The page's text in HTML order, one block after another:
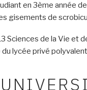
en 3ème année
gisements de
Sciences de la Vie et
lycée privé